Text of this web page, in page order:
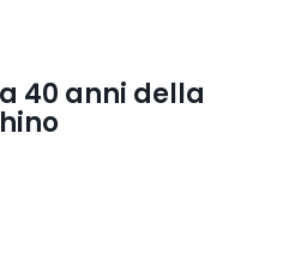
40 anni della